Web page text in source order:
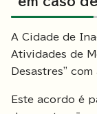
A Cidade de
Atividades de
Desastres"
Este acordo é